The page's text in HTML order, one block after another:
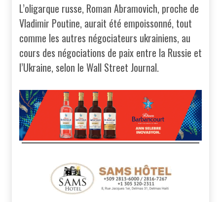
L’oligarque russe, Roman Abramovich, proche de
Vladimir Poutine, aurait été empoissonné, tout
comme les autres négociateurs ukrainiens, au
cours des négociations de paix entre la Russie et
l’Ukraine, selon le Wall Street Journal.